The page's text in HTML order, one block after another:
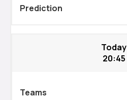
Today
20:45